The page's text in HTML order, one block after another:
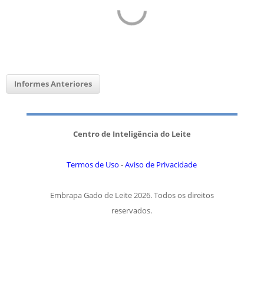
Informes Anteriores
Centro de Inteligência do Leite
Termos de Uso -Aviso de Privacidade
Embrapa Gado de Leite 2026. Todos os direitos
reservados.